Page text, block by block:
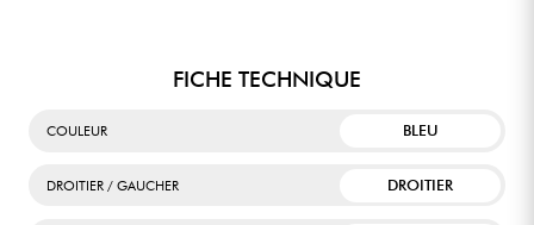
FICHE TECHNIQUE
COULEUR BLEU
DROITIER / GAUCHER DROITIER